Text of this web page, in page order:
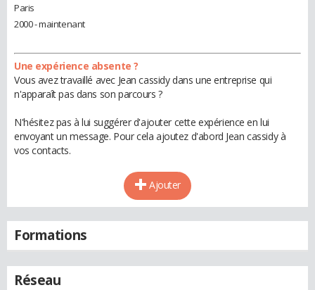
Paris
2000 - maintenant
Une expérience absente ?
Vous avez travaillé avec Jean cassidy dans une entreprise qui
n'apparaît pas dans son parcours ?
N'hésitez pas à lui suggérer d'ajouter cette expérience en lui
envoyant un message. Pour cela ajoutez d'abord Jean cassidy à
vos contacts.
Ajouter
Formations
Réseau